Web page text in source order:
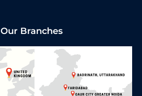
Our Branches